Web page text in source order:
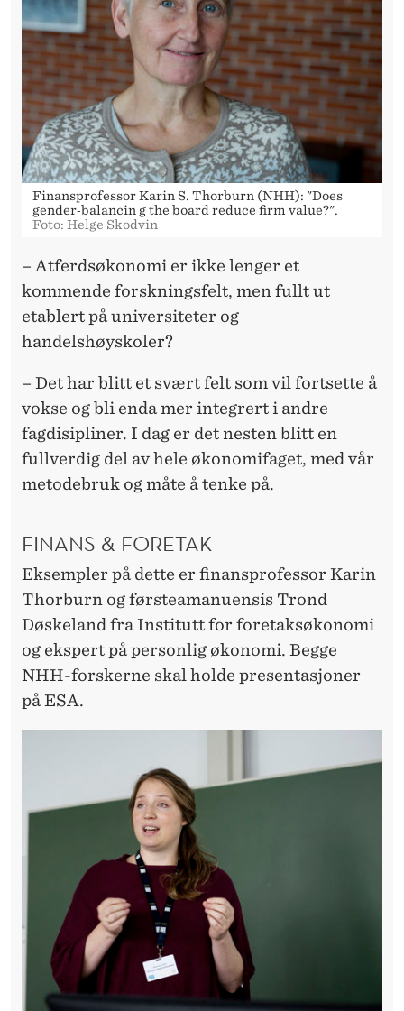
Finansprofessor Karin S. Thorburn (NHH): "Does
gender‐balancin g the board reduce firm value?".
Foto: Helge Skodvin
– Atferdsøkonomi er ikke lenger et
kommende forskningsfelt, men fullt ut
etablert på universiteter og
handelshøyskoler?
– Det har blitt et svært felt som vil fortsette å
vokse og bli enda mer integrert i andre
fagdisipliner. I dag er det nesten blitt en
fullverdig del av hele økonomifaget, med vår
metodebruk og måte å tenke på.
FINANS & FORETAK
Eksempler på dette er finansprofessor Karin
Thorburn og førsteamanuensis Trond
Døskeland fra Institutt for foretaksøkonomi
og ekspert på personlig økonomi. Begge
NHH-forskerne skal holde presentasjoner
på ESA.